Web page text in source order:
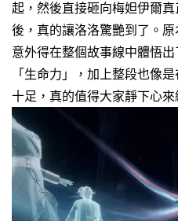
起，然後直接砸向梅妲伊爾
後，真的讓洛洛驚艷到了。
意外得在整個故事線中體悟
「生命力」，加上整段也像
十足，真的值得大家靜下心來